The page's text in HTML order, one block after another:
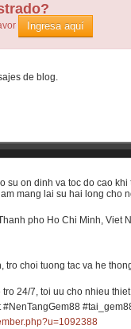
Ingresa aquí
de blog.
su on dinh va toc do cao khi
mang lai su hai long cho
pho Ho Chi Minh, Viet
tro choi tuong tac va he
24/7, toi uu cho nhieu